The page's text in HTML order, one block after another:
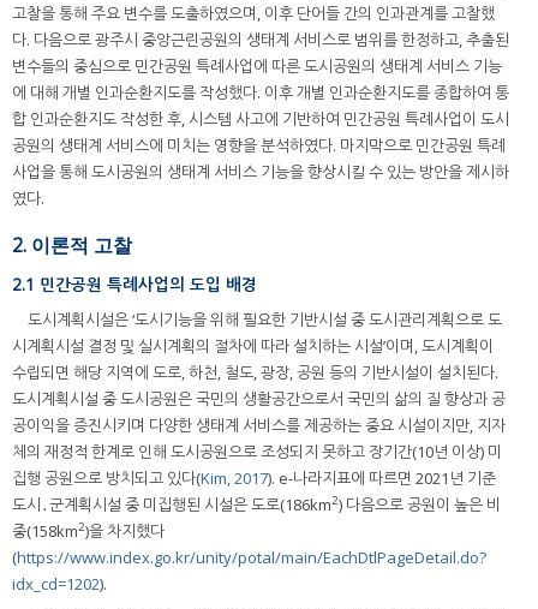
고찰을 통해 주요 변수를 도출하였으며, 이후 단어들 간의 인과관계를 고찰했
다. 다음으로 광주시 중앙근린공원의 생태계 서비스로 범위를 한정하고, 추출된
변수들의 중심으로 민간공원 특례사업에 따른 도시공원의 생태계 서비스 기능
에 대해 개별 인과순환지도를 작성했다. 이후 개별 인과순환지도를 종합하여 통
합 인과순환지도 작성한 후, 시스템 사고에 기반하여 민간공원 특례사업이 도시
공원의 생태계 서비스에 미치는 영향을 분석하였다. 마지막으로 민간공원 특례
사업을 통해 도시공원의 생태계 서비스 기능을 향상시킬 수 있는 방안을 제시하
였다.
2. 이론적 고찰
2.1 민간공원 특례사업의 도입 배경
도시계획시설은 ‘도시기능을 위해 필요한 기반시설 중 도시관리계획으로 도
시계획시설 결정 및 실시계획의 절차에 따라 설치하는 시설’이며, 도시계획이
수립되면 해당 지역에 도로, 하천, 철도, 광장, 공원 등의 기반시설이 설치된다.
도시계획시설 중 도시공원은 국민의 생활공간으로서 국민의 삶의 질 향상과 공
공이익을 증진시키며 다양한 생태계 서비스를 제공하는 중요 시설이지만, 지자
체의 재정적 한계로 인해 도시공원으로 조성되지 못하고 장기간(10년 이상) 미
집행 공원으로 방치되고 있다(Kim, 2017). e-나라지표에 따르면 2021년 기준
도시․군계획시설 중 미집행된 시설은 도로(186km2) 다음으로 공원이 높은 비
중(158km2)을 차지했다
(https://www.index.go.kr/unity/potal/main/EachDtlPageDetail.do?
idx_cd=1202).